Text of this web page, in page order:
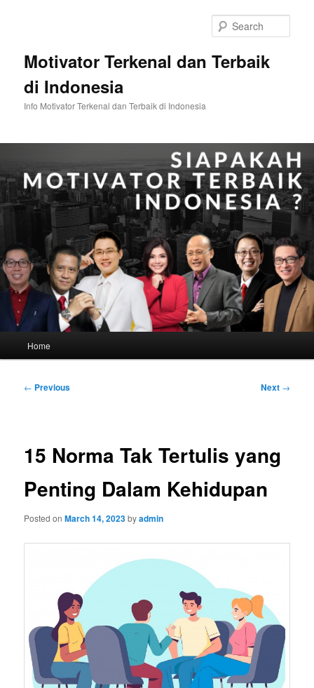
Motivator Terkenal dan Terbaik
di Indonesia
Info Motivator Terkenal dan Terbaik di Indonesia
Home
Post
← Previous Next →
15 Norma Tak Tertulis yang
Penting Dalam Kehidupan
Posted onMarch 14, 2023byadmin